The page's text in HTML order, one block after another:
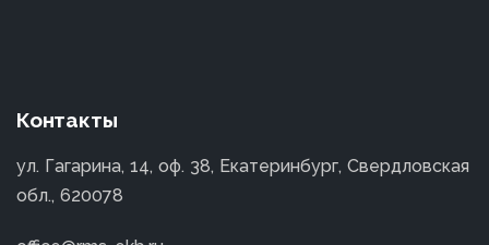
Контакты
ул. Гагарина, 14, оф. 38, Екатеринбург, Свердловская
обл., 620078